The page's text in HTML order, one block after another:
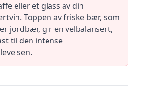
eller et glass av din
Toppen av friske bær, som
jordbær, gir en velbalansert,
til den intense